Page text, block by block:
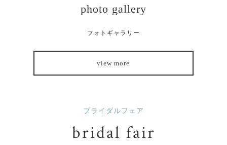
photo gallery
フォトギャラリー
view more
ブライダルフェア
bridal fair